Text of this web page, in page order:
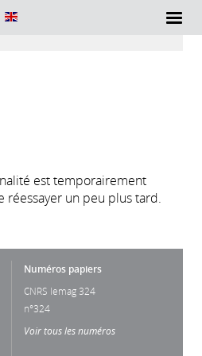
est temporairement
un peu plus tard.
Numéros papiers
CNRS lemag 324
n°324
Voir tous les numéros